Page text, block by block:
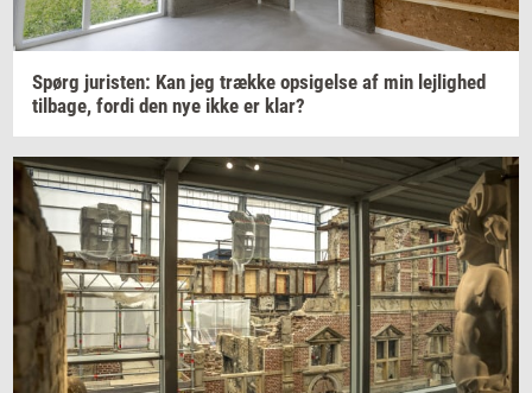
Spørg juri­sten: Kan jeg træk­ke op­si­gel­se af min lej­lig­hed
til­ba­ge, fordi den nye ikke er klar?